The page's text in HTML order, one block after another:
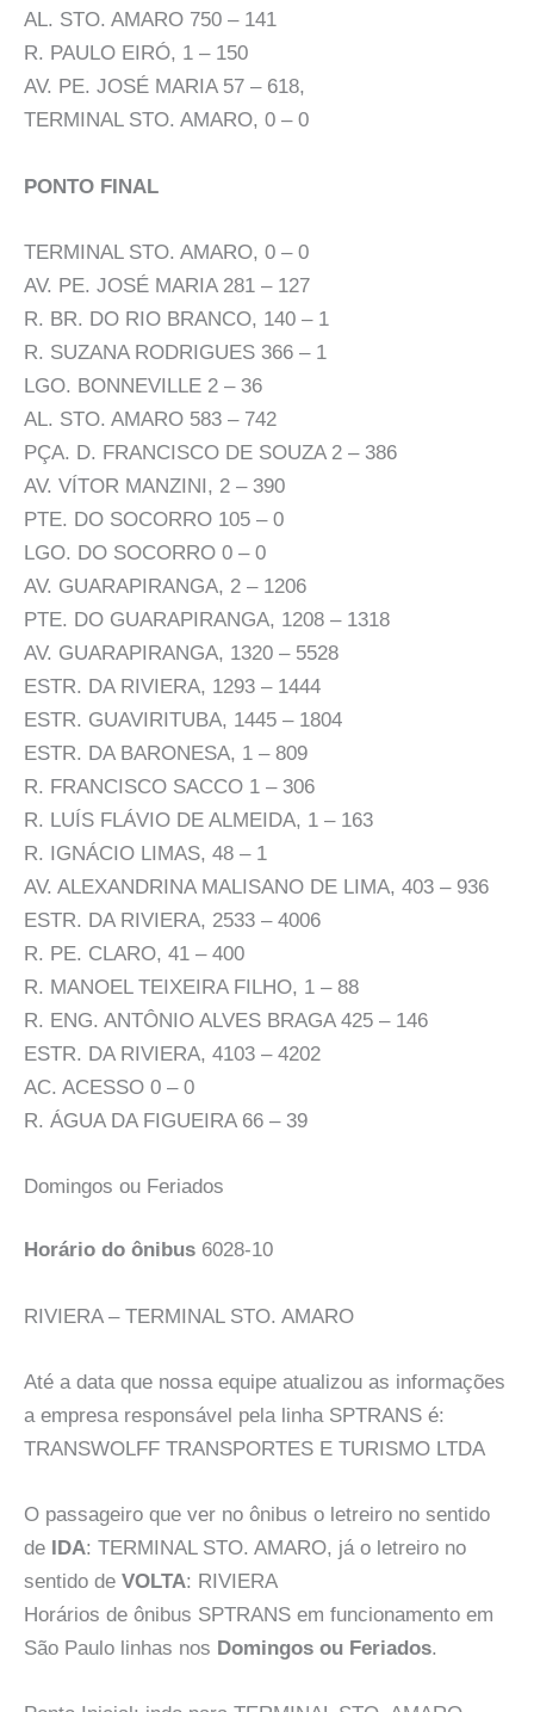
AL. STO. AMARO 750 – 141
R. PAULO EIRÓ, 1 – 150
AV. PE. JOSÉ MARIA 57 – 618,
TERMINAL STO. AMARO, 0 – 0
PONTO FINAL
TERMINAL STO. AMARO, 0 – 0
AV. PE. JOSÉ MARIA 281 – 127
R. BR. DO RIO BRANCO, 140 – 1
R. SUZANA RODRIGUES 366 – 1
LGO. BONNEVILLE 2 – 36
AL. STO. AMARO 583 – 742
PÇA. D. FRANCISCO DE SOUZA 2 – 386
AV. VÍTOR MANZINI, 2 – 390
PTE. DO SOCORRO 105 – 0
LGO. DO SOCORRO 0 – 0
AV. GUARAPIRANGA, 2 – 1206
PTE. DO GUARAPIRANGA, 1208 – 1318
AV. GUARAPIRANGA, 1320 – 5528
ESTR. DA RIVIERA, 1293 – 1444
ESTR. GUAVIRITUBA, 1445 – 1804
ESTR. DA BARONESA, 1 – 809
R. FRANCISCO SACCO 1 – 306
R. LUÍS FLÁVIO DE ALMEIDA, 1 – 163
R. IGNÁCIO LIMAS, 48 – 1
AV. ALEXANDRINA MALISANO DE LIMA, 403 – 936
ESTR. DA RIVIERA, 2533 – 4006
R. PE. CLARO, 41 – 400
R. MANOEL TEIXEIRA FILHO, 1 – 88
R. ENG. ANTÔNIO ALVES BRAGA 425 – 146
ESTR. DA RIVIERA, 4103 – 4202
AC. ACESSO 0 – 0
R. ÁGUA DA FIGUEIRA 66 – 39
Domingos ou Feriados
Horário do ônibus 6028-10
RIVIERA – TERMINAL STO. AMARO
Até a data que nossa equipe atualizou as informações
a empresa responsável pela linha SPTRANS é:
TRANSWOLFF TRANSPORTES E TURISMO LTDA
O passageiro que ver no ônibus o letreiro no sentido
de IDA: TERMINAL STO. AMARO, já o letreiro no
sentido de VOLTA: RIVIERA
Horários de ônibus SPTRANS em funcionamento em
São Paulo linhas nos Domingos ou Feriados.